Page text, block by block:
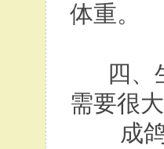
体重。
四、生
需要很
成鸽